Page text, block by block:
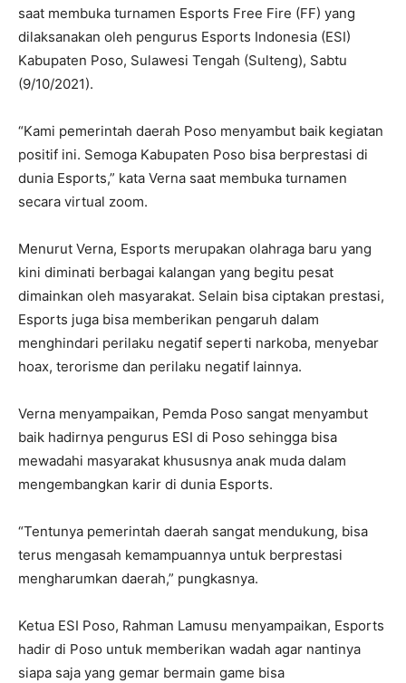
saat membuka turnamen Esports Free Fire (FF) yang
dilaksanakan oleh pengurus Esports Indonesia (ESI)
Kabupaten Poso, Sulawesi Tengah (Sulteng), Sabtu
(9/10/2021).
“Kami pemerintah daerah Poso menyambut baik kegiatan
positif ini. Semoga Kabupaten Poso bisa berprestasi di
dunia Esports,” kata Verna saat membuka turnamen
secara virtual zoom.
Menurut Verna, Esports merupakan olahraga baru yang
kini diminati berbagai kalangan yang begitu pesat
dimainkan oleh masyarakat. Selain bisa ciptakan prestasi,
Esports juga bisa memberikan pengaruh dalam
menghindari perilaku negatif seperti narkoba, menyebar
hoax, terorisme dan perilaku negatif lainnya.
Verna menyampaikan, Pemda Poso sangat menyambut
baik hadirnya pengurus ESI di Poso sehingga bisa
mewadahi masyarakat khususnya anak muda dalam
mengembangkan karir di dunia Esports.
“Tentunya pemerintah daerah sangat mendukung, bisa
terus mengasah kemampuannya untuk berprestasi
mengharumkan daerah,” pungkasnya.
Ketua ESI Poso, Rahman Lamusu menyampaikan, Esports
hadir di Poso untuk memberikan wadah agar nantinya
siapa saja yang gemar bermain game bisa